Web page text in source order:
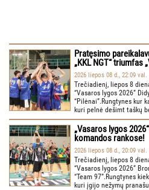
Pratęsimo
„KKL NGT“ triumfas
2026 liepos 08 d., 22:09 val.
Trečiadienį, liepos 8
“Vasaros lygos 2026”
“Pilėnai”.Rungtynes kur
kuri pelnė dešimt taškų
„Vasaros lygos
komandos rankose!
2026 liepos 08 d., 20:09 val.
Trečiadienį, liepos 8
“Vasaros lygos 2026”
“Team 97”.Rungtynes
kuri įgijo nežymų